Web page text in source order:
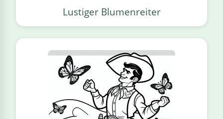
Lustiger Blumenreiter